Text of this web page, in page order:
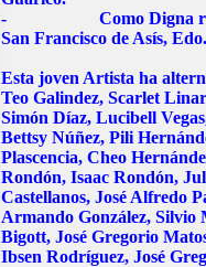
- Como Digna
San Francisco de Asís,
Esta joven Artista ha
Teo Galindez, Scarlet
Simón Díaz, Lucibell
Bettsy Núñez, Pili
Plascencia, Cheo
Rondón, Isaac Rondón,
Castellanos, José Alfredo
Armando González, Silvio
Bigott, José Gregorio
Ibsen Rodríguez, José